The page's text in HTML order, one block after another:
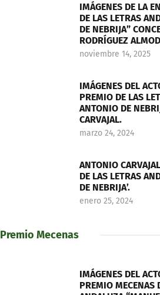
IMÁGENES DE LA
DE LAS LETRAS
DE NEBRIJA”
RODRÍGUEZ
noviembre 14, 2025
IMÁGENES DEL
PREMIO DE LAS
ANTONIO DE
CARVAJAL.
marzo 24, 2024
ANTONIO
DE LAS LETRAS
DE NEBRIJA’.
enero 25, 2024
Premio Mecenas
IMÁGENES DEL
PREMIO MECENAS